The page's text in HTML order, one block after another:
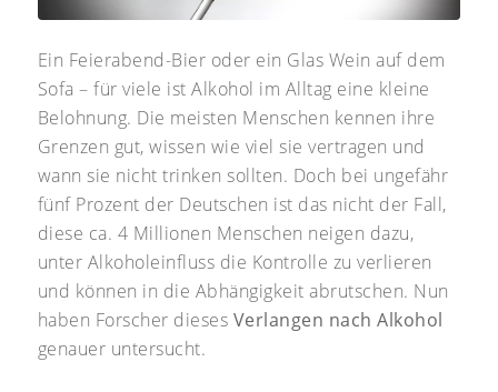
Ein Feierabend-Bier oder ein Glas Wein auf dem
Sofa – für viele ist Alkohol im Alltag eine kleine
Belohnung. Die meisten Menschen kennen ihre
Grenzen gut, wissen wie viel sie vertragen und
wann sie nicht trinken sollten. Doch bei ungefähr
fünf Prozent der Deutschen ist das nicht der Fall,
diese ca. 4 Millionen Menschen neigen dazu,
unter Alkoholeinfluss die Kontrolle zu verlieren
und können in die Abhängigkeit abrutschen. Nun
haben Forscher dieses Verlangen nach Alkohol
genauer untersucht.